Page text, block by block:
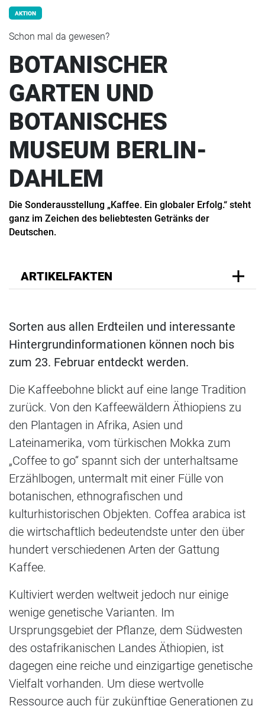
AKTION
Schon mal da gewesen?
BOTANISCHER
GARTEN UND
BOTANISCHES
MUSEUM BERLIN-
DAHLEM
Die Sonderausstellung „Kaffee. Ein globaler Erfolg.“ steht
ganz im Zeichen des beliebtesten Getränks der
Deutschen.
ARTIKELFAKTEN
Sorten aus allen Erdteilen und interessante
Hintergrundinformationen können noch bis
zum 23. Februar entdeckt werden.
Die Kaffeebohne blickt auf eine lange Tradition
zurück. Von den Kaffeewäldern Äthiopiens zu
den Plantagen in Afrika, Asien und
Lateinamerika, vom türkischen Mokka zum
„Coffee to go“ spannt sich der unterhaltsame
Erzählbogen, untermalt mit einer Fülle von
botanischen, ethnografischen und
kulturhistorischen Objekten. Coffea arabica ist
die wirtschaftlich bedeutendste unter den über
hundert verschiedenen Arten der Gattung
Kaffee.
Kultiviert werden weltweit jedoch nur einige
wenige genetische Varianten. Im
Ursprungsgebiet der Pflanze, dem Südwesten
des ostafrikanischen Landes Äthiopien, ist
dagegen eine reiche und einzigartige genetische
Vielfalt vorhanden. Um diese wertvolle
Ressource auch für zukünftige Generationen zu